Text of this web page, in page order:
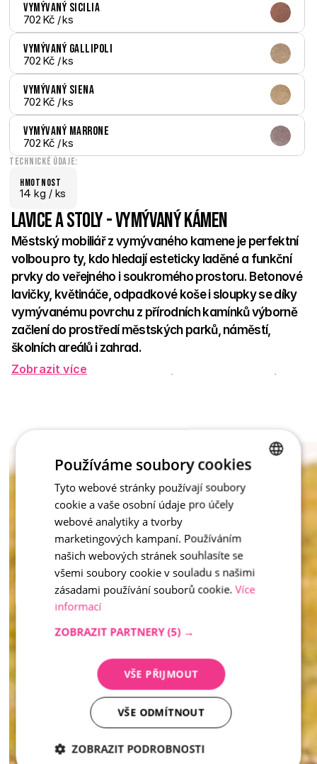
Vymývaný Sicilia
702 Kč / ks
Vymývaný Gallipoli
702 Kč / ks
Vymývaný Siena
702 Kč / ks
Vymývaný Marrone
702 Kč / ks
Technické údaje:
hmotnost
14 kg / ks
Lavice a stoly - Vymývaný kámen
Městský mobiliář z vymývaného kamene je perfektní
volbou pro ty, kdo hledají esteticky laděné a funkční
prvky do veřejného i soukromého prostoru. Betonové
lavičky, květináče, odpadkové koše i sloupky se díky
vymývanému povrchu z přírodních kamínků výborně
začlení do prostředí městských parků, náměstí,
školních areálů i zahrad.
Vyznačují se vysokou odolností vůči povětrnostním vlivům,
Tento mobiliář nejen slouží, ale také dotváří atmosféru –
zkrátka praktické a krásné řešení pro moderní veřejný prostor
i soukromou zahradu.
Zobrazit více
inspirace - Vymývaný kámen
CZECH
Používáme soubory cookies
Tyto webové stránky používají soubory
cookie a vaše osobní údaje pro účely
webové analytiky a tvorby
marketingových kampaní. Používáním
našich webových stránek souhlasíte se
všemi soubory cookie v souladu s našimi
zásadami používání souborů cookie. Více
informací
ZOBRAZIT PARTNERY (5) →
VŠE PŘIJMOUT
VŠE ODMÍTNOUT
ZOBRAZIT PODROBNOSTI